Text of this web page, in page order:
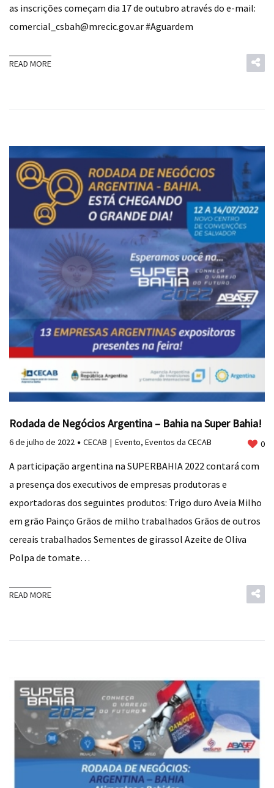
as inscrições começam dia 17 de outubro através do e-mail:
comercial_csbah@mrecic.gov.ar #Aguardem
READ MORE
Rodada de Negócios Argentina – Bahia na Super Bahia!
6 de julho de 2022 CECAB Evento, Eventos da CECAB 0
A participação argentina na SUPERBAHIA 2022 contará com
a presença dos executivos de empresas produtoras e
exportadoras dos seguintes produtos: Trigo duro Aveia Milho
em grão Painço Grãos de milho trabalhados Grãos de outros
cereais trabalhados Sementes de girassol Azeite de Oliva
Polpa de tomate…
READ MORE